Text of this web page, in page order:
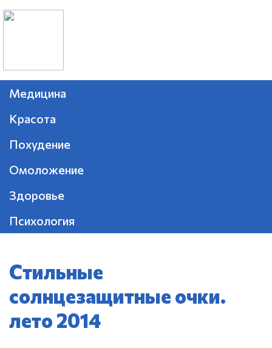
Медицина
Красота
Похудение
Омоложение
Здоровье
Психология
Стильные
солнцезащитные очки.
лето 2014